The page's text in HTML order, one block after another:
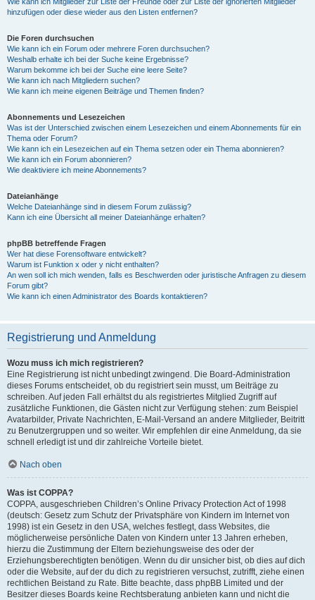
hinzufügen oder diese wieder aus den Listen entfernen?
Die Foren durchsuchen
Wie kann ich ein Forum oder mehrere Foren durchsuchen?
Weshalb erhalte ich bei der Suche keine Ergebnisse?
Warum bekomme ich bei der Suche eine leere Seite?
Wie kann ich nach Mitgliedern suchen?
Wie kann ich meine eigenen Beiträge und Themen finden?
Abonnements und Lesezeichen
Was ist der Unterschied zwischen einem Lesezeichen und einem Abonnements für ein
Thema oder Forum?
Wie kann ich ein Lesezeichen auf ein Thema setzen oder ein Thema abonnieren?
Wie kann ich ein Forum abonnieren?
Wie deaktiviere ich meine Abonnements?
Dateianhänge
Welche Dateianhänge sind in diesem Forum zulässig?
Kann ich eine Übersicht all meiner Dateianhänge erhalten?
phpBB betreffende Fragen
Wer hat diese Forensoftware entwickelt?
Warum ist Funktion x oder y nicht enthalten?
An wen soll ich mich wenden, falls es Beschwerden oder juristische Anfragen zu diesem
Forum gibt?
Wie kann ich einen Administrator des Boards kontaktieren?
Registrierung und Anmeldung
Wozu muss ich mich registrieren?
Eine Registrierung ist nicht unbedingt zwingend. Die Board-Administration
dieses Forums entscheidet, ob du registriert sein musst, um Beiträge zu
schreiben. Auf jeden Fall erhältst du als registriertes Mitglied Zugriff auf
zusätzliche Funktionen, die Gästen nicht zur Verfügung stehen: zum Beispiel
Avatarbilder, Private Nachrichten, E-Mail-Versand an andere Mitglieder, Beitritt
zu Benutzergruppen und so weiter. Wir empfehlen dir eine Anmeldung, da sie
schnell erledigt ist und dir zahlreiche Vorteile bietet.
Nach oben
Was ist COPPA?
COPPA, ausgeschrieben Children’s Online Privacy Protection Act of 1998
(deutsch: Gesetz zum Schutz der Privatsphäre von Kindern im Internet von
1998) ist ein Gesetz in den USA, welches festlegt, dass Websites, die
möglicherweise persönliche Daten von Kindern unter 13 Jahren erheben,
hierzu die Zustimmung der Eltern beziehungsweise des oder der
Erziehungsberechtigten benötigen. Wenn du dir unsicher bist, ob dies auf dich
oder die Website, auf der du dich zu registrieren versuchst, zutrifft, ziehe einen
rechtlichen Beistand zu Rate. Bitte beachte, dass phpBB Limited und der
Besitzer dieses Boards keine Rechtsberatung anbieten kann und nicht die